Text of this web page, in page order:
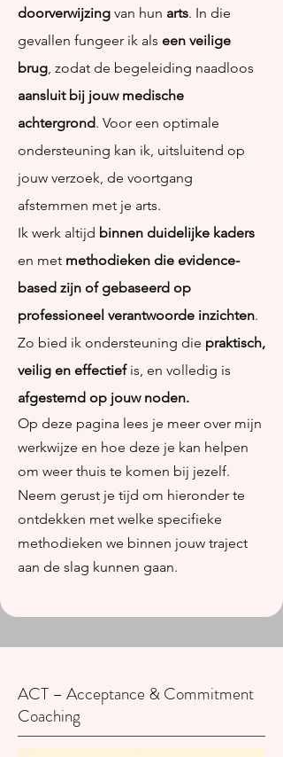
doorverwijzing van hun arts. In die
gevallen fungeer ik als een veilige
brug, zodat de begeleiding naadloos
aansluit bij jouw medische
achtergrond. Voor een optimale
ondersteuning kan ik, uitsluitend op
jouw verzoek, de voortgang
afstemmen met je arts.
Ik werk altijd binnen duidelijke kaders
en met methodieken die evidence-
based zijn of gebaseerd op
professioneel verantwoorde inzichten.
Zo bied ik ondersteuning die praktisch,
veilig en effectiefis, en volledig is
afgestemd op jouw noden.
Op deze pagina lees je meer over mijn
werkwijze en hoe deze je kan helpen
om weer thuis te komen bij jezelf.
Neem gerust je tijd om hieronder te
ontdekken met welke specifieke
methodieken we binnen jouw traject
aan de slag kunnen gaan.
ACT – Acceptance & Commitment
Coaching